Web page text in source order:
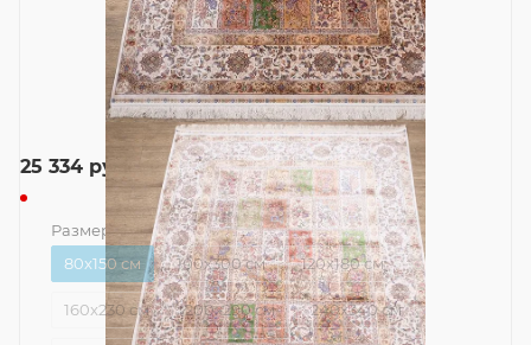
25 334 руб.
Размер — 80x150 см
80x150 см
100x300 см 120x180 см
160x230 см 200x290 см 240x340 см